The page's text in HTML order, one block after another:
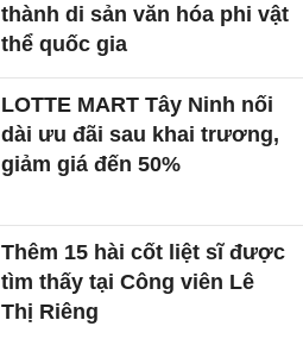
thành di sản văn hóa phi vật
thể quốc gia
LOTTE MART Tây Ninh nối
dài ưu đãi sau khai trương,
giảm giá đến 50%
Thêm 15 hài cốt liệt sĩ được
tìm thấy tại Công viên Lê
Thị Riêng